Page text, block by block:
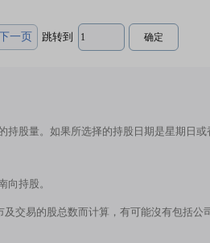
一页 跳转到
股量。如果所选择的持股日期是星期日
向持股。
交易的股总数而计算，有可能沒有包括